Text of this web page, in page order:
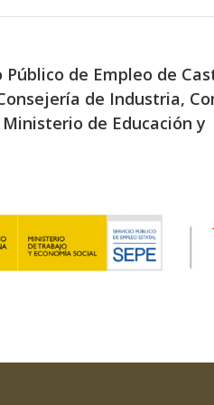
de Empleo de
de Industria,
de Educación y